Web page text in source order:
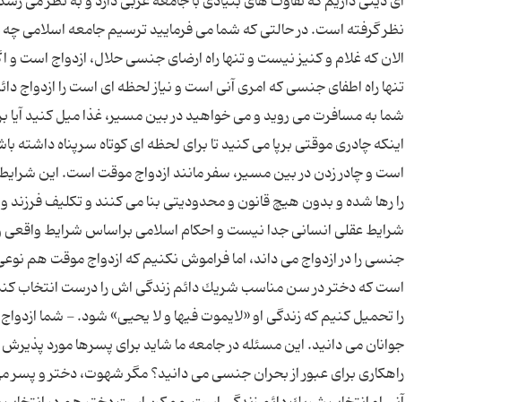
نظر گرفته است. در حالتی كه شما می فرمایید ترسیم جامعه اسلامی
الان كه غلام و كنیز نیست و تنها راه ارضای جنسی حلال، ازدواج است و
تنها راه اطفای جنسی كه امری آنی است و نیاز لحظه ای است را ازدواج
شما به مسافرت می روید و می خواهید در بین مسیر، غذا میل كنید آیا
اینكه چادری موقتی برپا می كنید تا برای لحظه ای كوتاه سرپناه
است و چادر زدن در بین مسیر، سفر مانند ازدواج موقت است. این
را رها شده و بدون هیچ قانون و محدودیتی بنا می كنند و تكلیف
شرایط عقلی انسانی جدا نیست و احكام اسلامی براساس شرایط
جنسی را در ازدواج می داند، اما فراموش نكنیم كه ازدواج موقت هم
است كه دختر در سن مناسب شریك دائم زندگی اش را درست انتخاب
را تحمیل كنیم كه زندگی او «لایموت فیها و لا یحیی» شود. - شما
جوانان می دانید. این مسئله در جامعه ما شاید برای پسرها مورد پذیرش
راهكاری برای عبور از بحران جنسی می دانید؟ مگر شهوت، دختر و